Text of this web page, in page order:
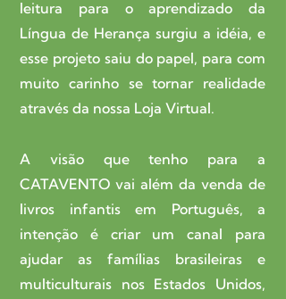
leitura para o aprendizado da
Língua de Herança surgiu a idéia, e
esse projeto saiu do papel, para com
muito carinho se tornar realidade
através da nossa Loja Virtual.
A visão que tenho para a
CATAVENTO vai além da venda de
livros infantis em Português, a
intenção é criar um canal para
ajudar as famílias brasileiras e
multiculturais nos Estados Unidos,